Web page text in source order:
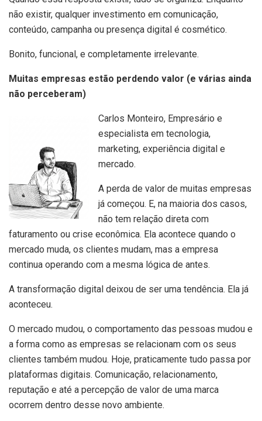
não existir, qualquer investimento em comunicação,
conteúdo, campanha ou presença digital é cosmético.
Bonito, funcional, e completamente irrelevante.
Muitas empresas estão perdendo valor (e várias ainda
não perceberam)
Carlos Monteiro, Empresário e
especialista em tecnologia,
marketing, experiência digital e
mercado.
A perda de valor de muitas empresas
já começou. E, na maioria dos casos,
não tem relação direta com
faturamento ou crise econômica. Ela acontece quando o
mercado muda, os clientes mudam, mas a empresa
continua operando com a mesma lógica de antes.
A transformação digital deixou de ser uma tendência. Ela já
aconteceu.
O mercado mudou, o comportamento das pessoas mudou e
a forma como as empresas se relacionam com os seus
clientes também mudou. Hoje, praticamente tudo passa por
plataformas digitais. Comunicação, relacionamento,
reputação e até a percepção de valor de uma marca
ocorrem dentro desse novo ambiente.